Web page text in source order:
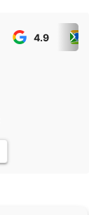
4.9